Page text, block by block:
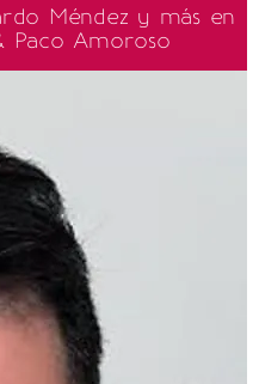
Méndez y más en
Paco Amoroso